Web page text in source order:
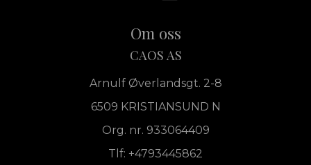
Om oss
CAOS AS
Arnulf Øverlandsgt. 2-8
6509 KRISTIANSUND N
Org. nr. 933064409
Tlf: +4793445862